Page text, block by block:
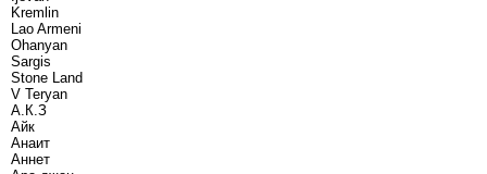
Kremlin
Lao Armeni
Ohanyan
Sargis
Stone Land
V Teryan
А.К.З
Айк
Анаит
Аннет